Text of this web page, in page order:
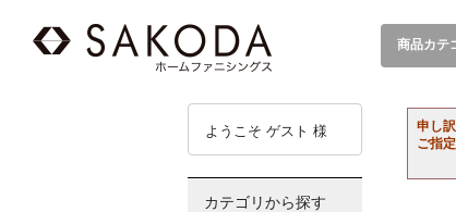
商品カテ
申し
ご指
ようこそ ゲスト 様
カテゴリから探す